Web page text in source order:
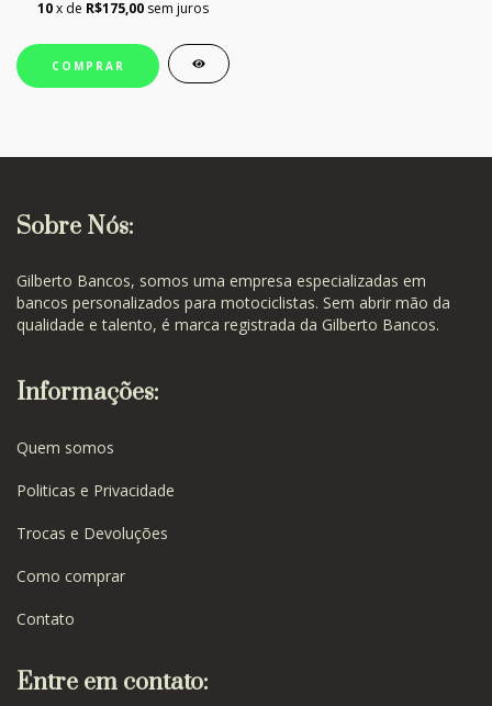
10x de R$175,00 sem juros
Sobre Nós:
Gilberto Bancos, somos uma empresa especializadas em
bancos personalizados para motociclistas. Sem abrir mão da
qualidade e talento, é marca registrada da Gilberto Bancos.
Informações:
Quem somos
Politicas e Privacidade
Trocas e Devoluções
Como comprar
Contato
Entre em contato: